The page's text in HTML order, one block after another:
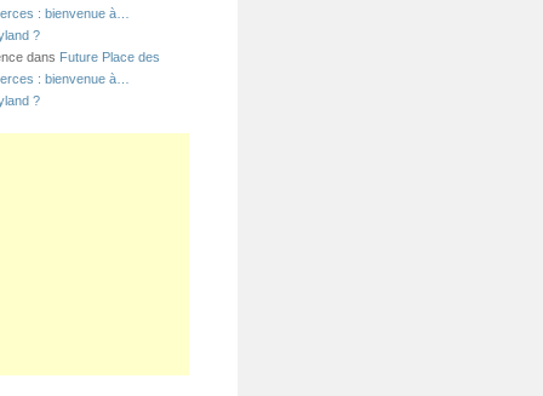
: bienvenue à…
?
dans Future Place des
: bienvenue à…
?